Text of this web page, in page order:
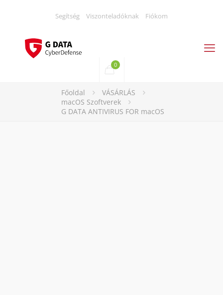
Segítség Viszonteladóknak Fiókom
0
Főoldal
VÁSÁRLÁS
macOS Szoftverek
G DATA ANTIVIRUS FOR macOS